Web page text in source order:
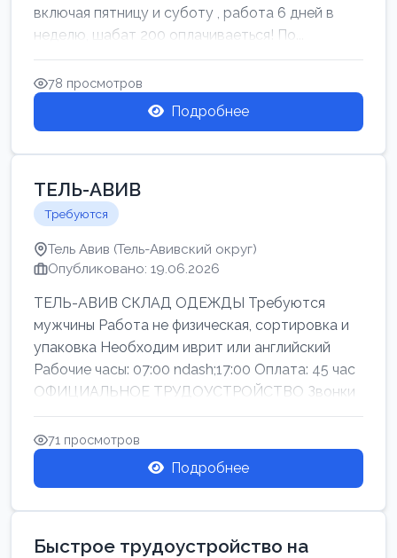
включая пятницу и суботу , работа 6 дней в
неделю, шабат 200 оплачиваеться! По...
78 просмотров
Подробнее
ТЕЛЬ-АВИВ
Требуются
Тель Авив (Тель-Авивский округ)
Опубликовано: 19.06.2026
ТЕЛЬ-АВИВ СКЛАД ОДЕЖДЫ Требуются
мужчины Работа не физическая, сортировка и
упаковка Необходим иврит или английский
Рабочие часы: 07:00 ndash;17:00 Оплата: 45 час
ОФИЦИАЛЬНОЕ ТРУДОУСТРОЙСТВО Звонки
71 просмотров
Подробнее
Быстрое трудоустройство на